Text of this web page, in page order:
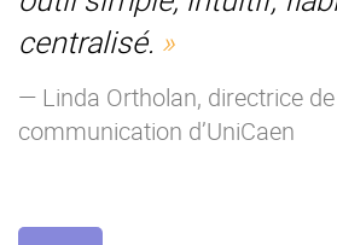
centralisé.
— Linda Ortholan, directrice
communication d’UniCaen